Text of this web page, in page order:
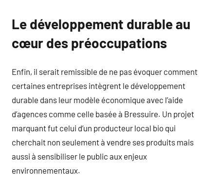
Le développement durable au
cœur des préoccupations
Enfin, il serait remissible de ne pas évoquer comment
certaines entreprises intègrent le développement
durable dans leur modèle économique avec l’aide
d’agences comme celle basée à Bressuire. Un projet
marquant fut celui d’un producteur local bio qui
cherchait non seulement à vendre ses produits mais
aussi à sensibiliser le public aux enjeux
environnementaux.